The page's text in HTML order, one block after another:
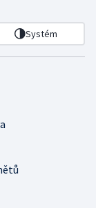
Systém